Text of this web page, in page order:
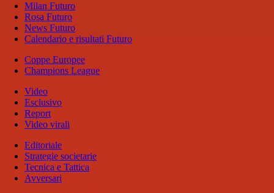
Milan Futuro
Rosa Futuro
News Futuro
Calendario e risultati Futuro
Coppe Europee
Champions League
Video
Esclusivo
Report
Video virali
Editoriale
Strategie societarie
Tecnica e Tattica
Avversari